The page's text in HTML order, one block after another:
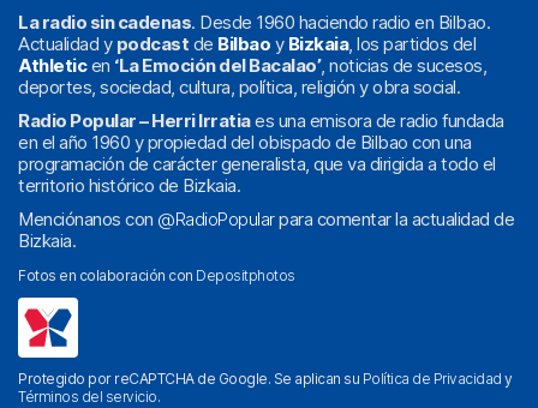
La radio sin cadenas. Desde 1960 haciendo radio en Bilbao.
Actualidad y podcast de Bilbao y Bizkaia, los partidos del
Athleticen ‘La Emoción del Bacalao’, noticias de sucesos,
deportes, sociedad, cultura, política, religión y obra social.
Radio Popular – Herri Irratiaes una emisora de radio fundada
en el año 1960 y propiedad del obispado de Bilbao con una
programación de carácter generalista, que va dirigida a todo el
territorio histórico de Bizkaia.
Menciónanos con @RadioPopularpara comentar la actualidad de
Bizkaia.
Fotos en colaboración con Depositphotos
Protegido por reCAPTCHA de Google. Se aplican su Política de Privacidad y
Términos del servicio.